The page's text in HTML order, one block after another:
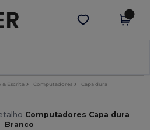
app!
Obter app
& Escrita Computadores Capa dura
Computadores Capa dura
Branco